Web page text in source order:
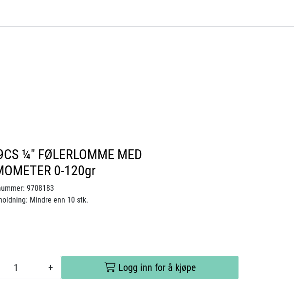
¼" FØLERLOMME MED
0-120gr
9708183
Mindre enn 10 stk.
+ Logg inn for å kjøpe